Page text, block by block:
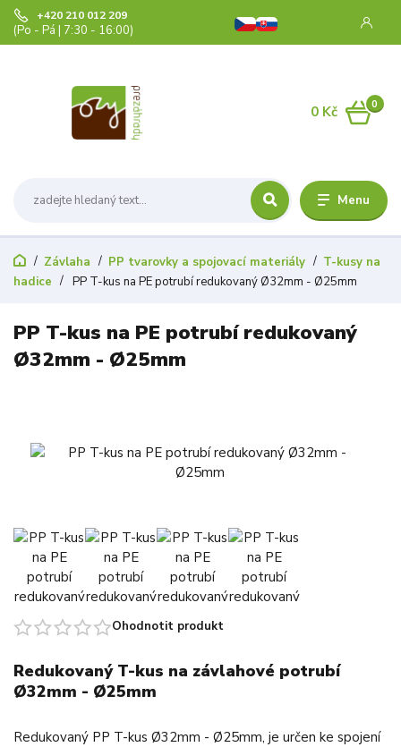
Menu
+420 210 012 209
(Po - Pá | 7:30 - 16:00)
0
0 Kč
Závlaha PP tvarovky a spojovací materiály
T-kusy na
hadice
PP T-kus na PE potrubí redukovaný Ø32mm - Ø25mm
PP T-kus na PE potrubí redukovaný
Ø32mm - Ø25mm
Ohodnotit produkt
Redukovaný T-kus na závlahové potrubí
Ø32mm - Ø25mm
Redukovaný PP T-kus Ø32mm - Ø25mm, je určen ke spojení